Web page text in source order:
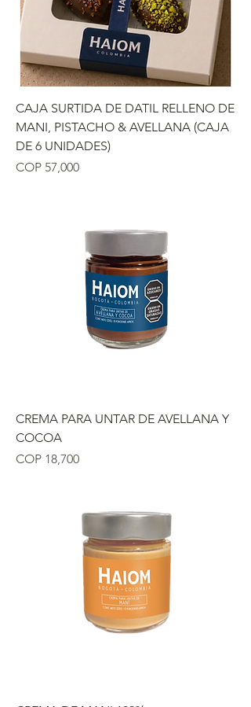
CAJA SURTIDA DE DATIL RELLENO DE
MANI, PISTACHO & AVELLANA (CAJA
DE 6 UNIDADES)
Precio
COP 57,000
CREMA PARA UNTAR DE AVELLANA Y
COCOA
Precio
COP 18,700